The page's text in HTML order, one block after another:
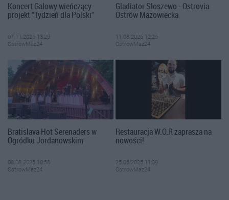
Koncert Galowy wieńczący
projekt "Tydzień dla Polski"
07.11.2025 13:25
OstrowMaz24
Gladiator Słoszewo - Ostrovia
Ostrów Mazowiecka
11.08.2025 12:25
OstrowMaz24
Bratislava Hot Serenaders w
Ogródku Jordanowskim
08.08.2025 10:50
OstrowMaz24
Restauracja W.O.R zaprasza na
nowości!
25.06.2025 11:39
OstrowMaz24